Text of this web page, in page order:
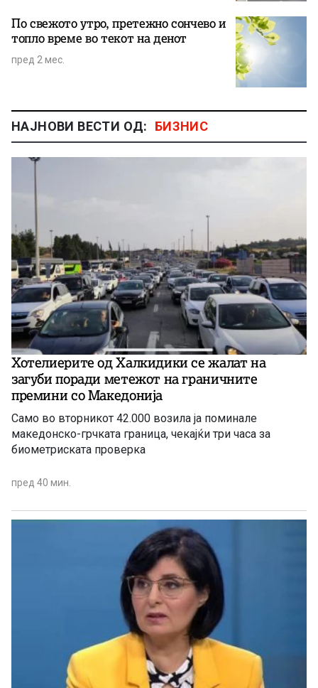
По свежото утро, претежно сончево и
топло време во текот на денот
пред 2 мес.
НАЈНОВИ ВЕСТИ ОД: БИЗНИС
Хотелиерите од Халкидики се жалат на
загуби поради метежот на граничните
премини со Македонија
Само во вторникот 42.000 возила ја поминале
македонско-грчката граница, чекајќи три часа за
биометриската проверка
пред 40 мин.